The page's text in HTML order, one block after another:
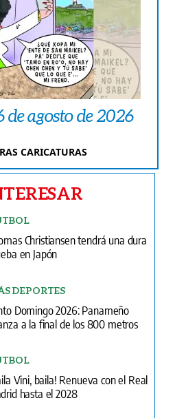
agosto de 2026
CARICATURAS
Christiansen tendrá una dura
en Japón
DEPORTES
Domingo 2026: Panameño
a la final de los 800 metros
Vini, baila! Renueva con el Real
hasta el 2028